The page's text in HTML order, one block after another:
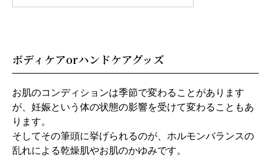
ボディケアorハンドケアグッズ
お肌のコンディションは季節で変わることがあります
が、妊娠という体の状態の影響を受けて変わることもあ
ります。
そしてその筆頭に挙げられるのが、ホルモンバランスの
乱れによる乾燥肌やお肌のかゆみです。